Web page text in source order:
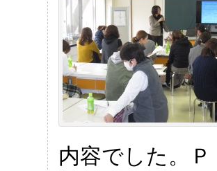
内容でした。